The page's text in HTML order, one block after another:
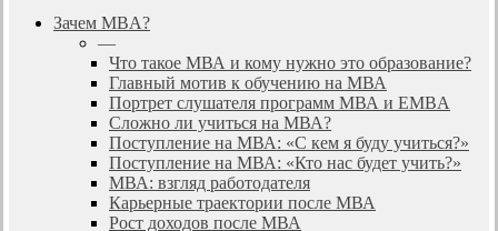
search
Menu
Зачем MBA?
—
Что такое МВА и кому нужно это образование?
Главный мотив к обучению на МВА
Портрет слушателя программ МВА и EMBA
Сложно ли учиться на МВА?
Поступление на МВА: «С кем я буду учиться?»
Поступление на МВА: «Кто нас будет учить?»
МВА: взгляд работодателя
Карьерные траектории после МВА
Рост доходов после МВА